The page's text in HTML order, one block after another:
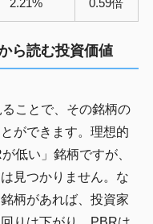
2.21% 0.59倍
ら読む投資価値
ことで、その銘柄の
ができます。理想的
低い」銘柄ですが、
見つかりません。な
柄があれば、投資家